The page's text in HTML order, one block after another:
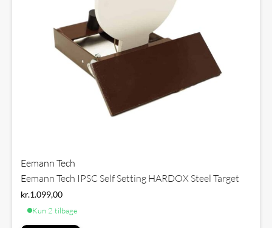
Eemann Tech
Eemann Tech IPSC Self Setting HARDOX Steel Target
kr.1.099,00
Kun 2 tilbage